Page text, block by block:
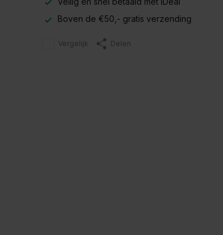
Boven de €50,- gratis verzending
Vergelijk Delen